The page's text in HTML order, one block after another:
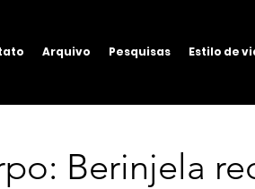
Arquivo Pesquisas Estilo de
Berinjela